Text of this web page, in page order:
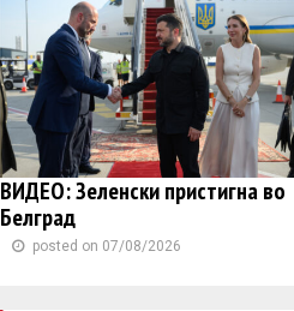
ВИДЕО: Зеленски пристигна во
Белград
posted on 07/08/2026